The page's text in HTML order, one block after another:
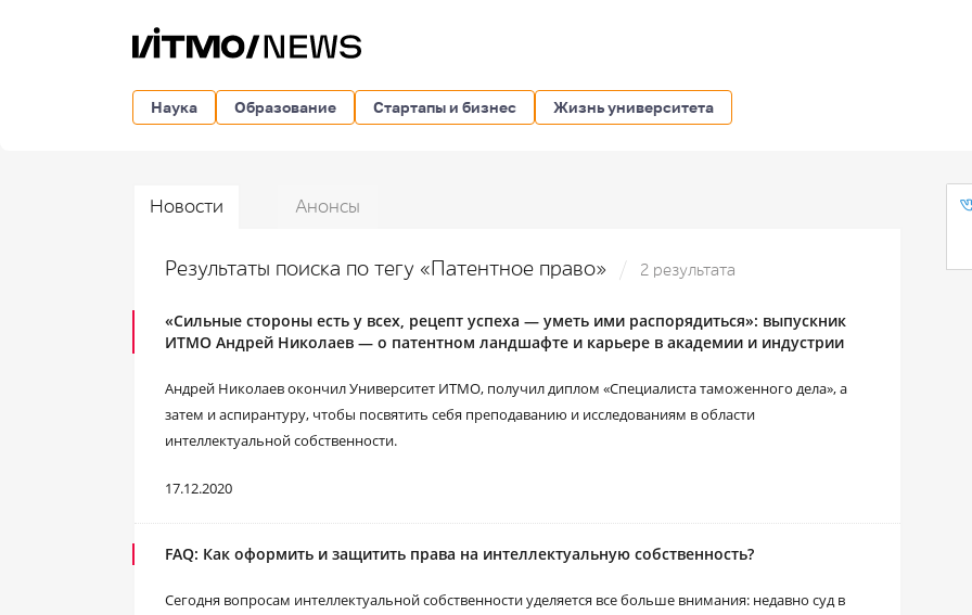
Наука Образование Стартапы и бизнес Жизнь университета
Новости Анонсы
Результаты поиска по тегу «Патентное право» 2 результата
«Сильные стороны есть у всех, рецепт успеха ― уметь ими распорядиться»: выпускник
ИТМО Андрей Николаев ― о патентном ландшафте и карьере в академии и индустрии
Андрей Николаев окончил Университет ИТМО, получил диплом «Специалиста таможенного дела», а
затем и аспирантуру, чтобы посвятить себя преподаванию и исследованиям в области
интеллектуальной собственности.
17.12.2020
FAQ: Как оформить и защитить права на интеллектуальную собственность?
Сегодня вопросам интеллектуальной собственности уделяется все больше внимания: недавно суд в